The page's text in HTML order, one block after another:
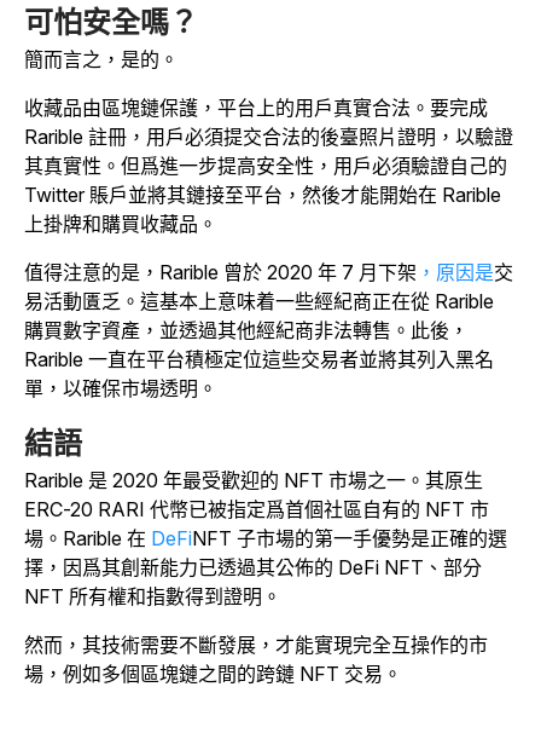
可怕安全嗎？
簡而言之，是的。
收藏品由區塊鏈保護，平台上的用戶真實合法。要完成
Rarible 註冊，用戶必須提交合法的後臺照片證明，以驗證
其真實性。但爲進一步提高安全性，用戶必須驗證自己的
Twitter 賬戶並將其鏈接至平台，然後才能開始在 Rarible
上掛牌和購買收藏品。
值得注意的是，Rarible 曾於 2020 年 7 月下架 ，原因是交
易活動匱乏。這基本上意味着一些經紀商正在從 Rarible
購買數字資產，並透過其他經紀商非法轉售。此後，
Rarible 一直在平台積極定位這些交易者並將其列入黑名
單，以確保市場透明。
結語
Rarible 是 2020 年最受歡迎的 NFT 市場之一。其原生
ERC-20 RARI 代幣已被指定爲首個社區自有的 NFT 市
場。Rarible 在 DeFiNFT 子市場的第一手優勢是正確的選
擇，因爲其創新能力已透過其公佈的 DeFi NFT、部分
NFT 所有權和指數得到證明。
然而，其技術需要不斷發展，才能實現完全互操作的市
場，例如多個區塊鏈之間的跨鏈 NFT 交易。